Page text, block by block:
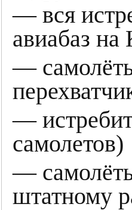
— вся
авиабаз на
—
—
самолетов)
—
штатному